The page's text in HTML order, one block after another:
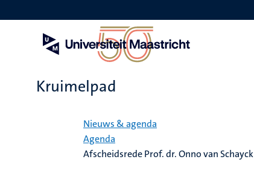
en
Kruimelpad
Nieuws & agenda
Agenda
Afscheidsrede Prof. dr. Onno van Schayck